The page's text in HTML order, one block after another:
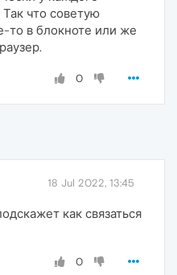
что советую
то в блокноте или же
0
18 Jul 2022, 13:45
как связаться
0